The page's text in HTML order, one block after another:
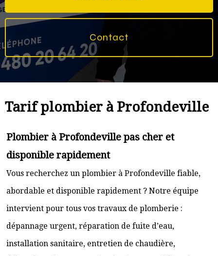
Contact
Tarif plombier à Profondeville
Plombier à Profondeville pas cher et
disponible rapidement
Vous recherchez un plombier à Profondeville fiable,
abordable et disponible rapidement ? Notre équipe
intervient pour tous vos travaux de plomberie :
dépannage urgent, réparation de fuite d’eau,
installation sanitaire, entretien de chaudière,